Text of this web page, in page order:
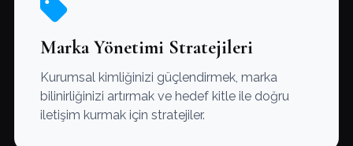
Marka Yönetimi Stratejileri
Kurumsal kimliğinizi güçlendirmek, marka
bilinirliğinizi artırmak ve hedef kitle ile doğru
iletişim kurmak için stratejiler.